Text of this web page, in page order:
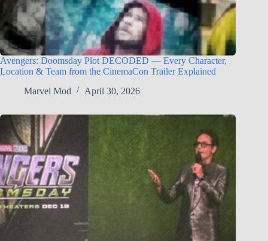
Avengers: Doomsday Plot DECODED — Every Character,
Location & Team from the CinemaCon Trailer Explained
Marvel Mod
April 30, 2026